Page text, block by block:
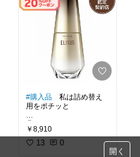
#購入品 私は詰め替え
用をポチッと
🉐＼神トク! 20％OFF+全
品Pアップ／【資生堂認
定ショップ】24.9.21ne
￥8,910
13 0
開く